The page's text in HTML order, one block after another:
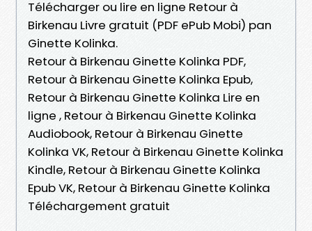
Télécharger ou lire en ligne Retour à
Birkenau Livre gratuit (PDF ePub Mobi) pan
Ginette Kolinka.
Retour à Birkenau Ginette Kolinka PDF,
Retour à Birkenau Ginette Kolinka Epub,
Retour à Birkenau Ginette Kolinka Lire en
ligne , Retour à Birkenau Ginette Kolinka
Audiobook, Retour à Birkenau Ginette
Kolinka VK, Retour à Birkenau Ginette Kolinka
Kindle, Retour à Birkenau Ginette Kolinka
Epub VK, Retour à Birkenau Ginette Kolinka
Téléchargement gratuit